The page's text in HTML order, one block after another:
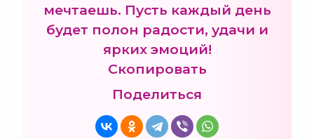
мечтаешь. Пусть каждый день
будет полон радости, удачи и
ярких эмоций!
Скопировать
Поделиться